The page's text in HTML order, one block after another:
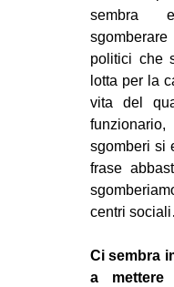
sembra
politici che
lotta per la
vita del
sgomberi si
frase
centri
Ci sembra
a mettere